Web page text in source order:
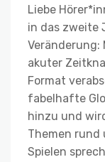
Liebe
in das zweite
Veränderung:
akuter
Format
fabelhafte
hinzu und
Themen rund
Spielen